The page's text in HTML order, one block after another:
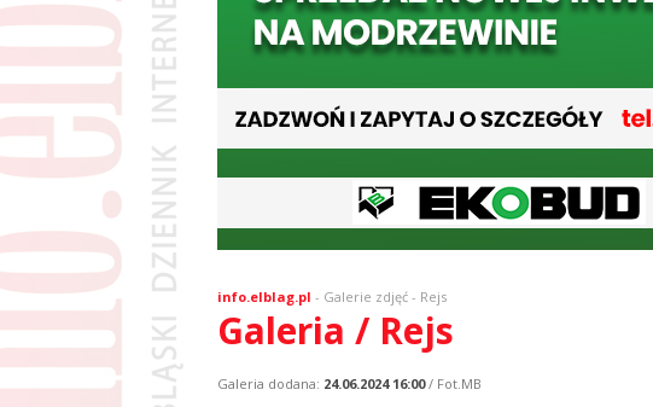
info.elblag.pl - Galerie zdjęć- Rejs
Galeria / Rejs
Galeria dodana: 24.06.2024 16:00/ Fot.MB